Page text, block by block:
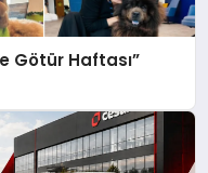
Götür Haftası”